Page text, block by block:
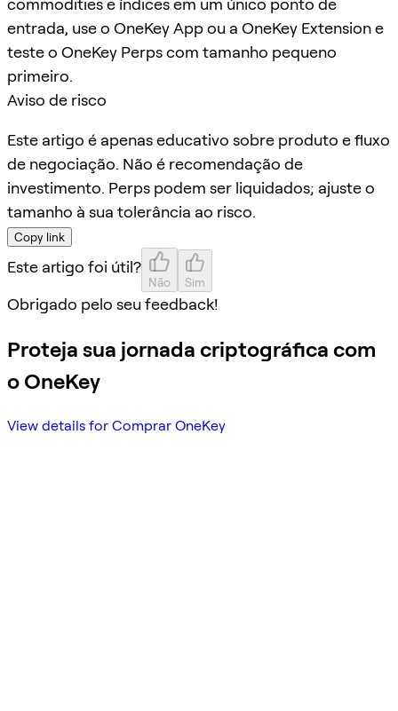
commodities e índices em um único ponto de
entrada, use o OneKey App ou a OneKey Extension e
teste o OneKey Perps com tamanho pequeno
primeiro.
Aviso de risco
Este artigo é apenas educativo sobre produto e fluxo
de negociação. Não é recomendação de
investimento. Perps podem ser liquidados; ajuste o
tamanho à sua tolerância ao risco.
Copy link
Este artigo foi útil?
Não Sim
Obrigado pelo seu feedback!
Proteja sua jornada criptográfica com
o OneKey
View details for Comprar OneKey